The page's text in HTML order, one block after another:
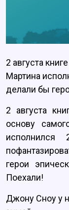
2 августа
Мартина
делали бы
2 августа
основу
герои
Поехали!
Джону Сноу у